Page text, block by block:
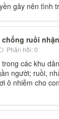
gây nên tình
ruồi
Phản hồi: 0
các khu
người; ruồi,
ô nhiễm cho